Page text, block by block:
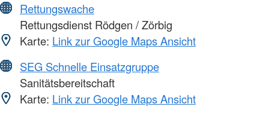
Rettungswache
Rettungsdienst Rödgen / Zörbig
Karte: Link zur Google Maps Ansicht
SEG Schnelle Einsatzgruppe
Sanitätsbereitschaft
Karte: Link zur Google Maps Ansicht